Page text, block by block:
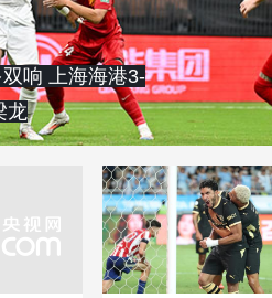
响 上海海港3-
龙